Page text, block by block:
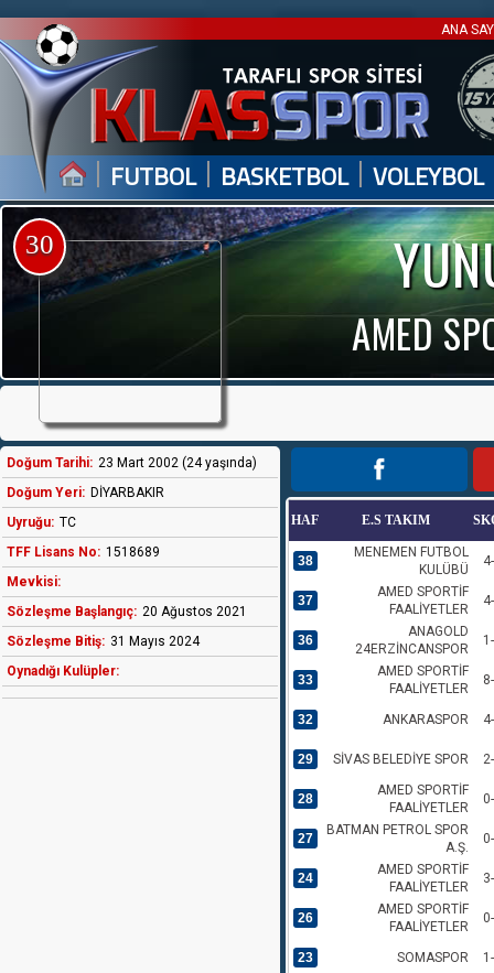
ANA
| FUTBOL | BASKETBOL | VOLEYBOL
AMED
30
Doğum Tarihi: 23 Mart 2002 (24 yaşında)
Doğum Yeri: DİYARBAKIR
Uyruğu: TC
TFF Lisans No: 1518689
Mevkisi:
Sözleşme Başlangıç: 20 Ağustos 2021
Sözleşme Bitiş: 31 Mayıs 2024
Oynadığı Kulüpler:
HAF E.S TAKIM
38
MENEMEN FUTBOL
KULÜBÜ
37
AMED SPORTİF
FAALİYETLER
36
ANAGOLD
24ERZİNCANSPOR
33
AMED SPORTİF
FAALİYETLER
32 ANKARASPOR
29 SİVAS BELEDİYE SPOR
28
AMED SPORTİF
FAALİYETLER
27
BATMAN PETROL SPOR
A.Ş.
24
AMED SPORTİF
FAALİYETLER
26
AMED SPORTİF
FAALİYETLER
23 SOMASPOR